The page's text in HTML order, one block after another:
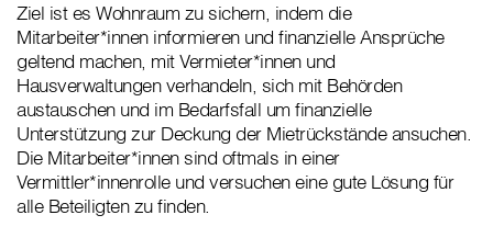
Ziel ist es Wohnraum zu sichern, indem die
Mitarbeiter*innen informieren und finanzielle Ansprüche
geltend machen, mit Vermieter*innen und
Hausverwaltungen verhandeln, sich mit Behörden
austauschen und im Bedarfsfall um finanzielle
Unterstützung zur Deckung der Mietrückstände ansuchen.
Die Mitarbeiter*innen sind oftmals in einer
Vermittler*innenrolle und versuchen eine gute Lösung für
alle Beteiligten zu finden.